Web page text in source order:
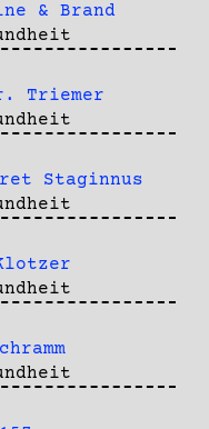
& Brand
Triemer
Staginnus